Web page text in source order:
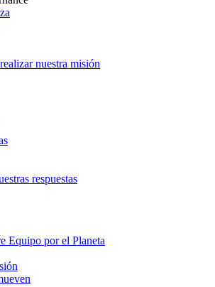
nuestra misión
respuestas
Equipo por el Planeta